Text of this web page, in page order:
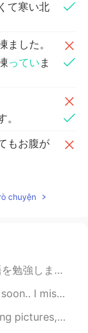
て寒い北
ました。
っていま
。
もお腹が
雪
chuyện
晩御飯はローストビーフお弁当でした。とても美味...
Sand.. Sea.. Wind...
take professional phot...